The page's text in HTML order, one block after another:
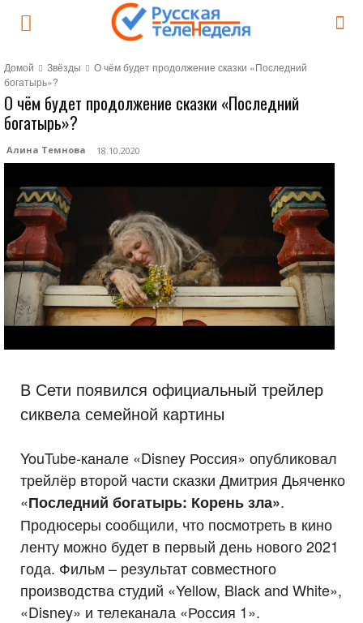
Домой Звёзды
О чём будет продолжение сказки «Последний
богатырь»?
О чём будет продолжение сказки «Последний
богатырь»?
Алина Темнова 18.10.2020
В Сети появился официальный трейлер
сиквела семейной картины
YouTube-канале «Disney Россия» опубликовал
трейлёр второй части сказки Дмитрия Дьяченко
«Последний богатырь: Корень зла».
Продюсеры сообщили, что посмотреть в кино
ленту можно будет в первый день нового 2021
года. Фильм – результат совместного
производства студий «Yellow, Black and White»,
«Disney» и телеканала «Россия 1».